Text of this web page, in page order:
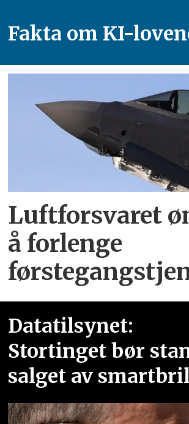
Fakta om KI-
Luftforsvaret
å forlenge
Datatilsynet:
Stortinget bør
salget av